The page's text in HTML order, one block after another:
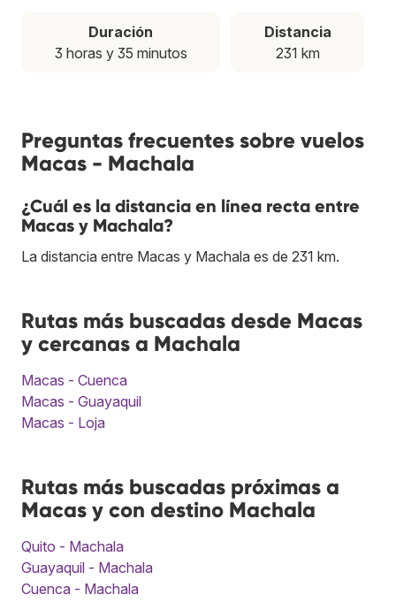
Duración
3 horas y 35 minutos
Distancia
231 km
Preguntas frecuentes sobre vuelos
Macas - Machala
¿Cuál es la distancia en línea recta entre
Macas y Machala?
La distancia entre Macas y Machala es de 231 km.
Rutas más buscadas desde Macas
y cercanas a Machala
Macas - Cuenca
Macas - Guayaquil
Macas - Loja
Rutas más buscadas próximas a
Macas y con destino Machala
Quito - Machala
Guayaquil - Machala
Cuenca - Machala